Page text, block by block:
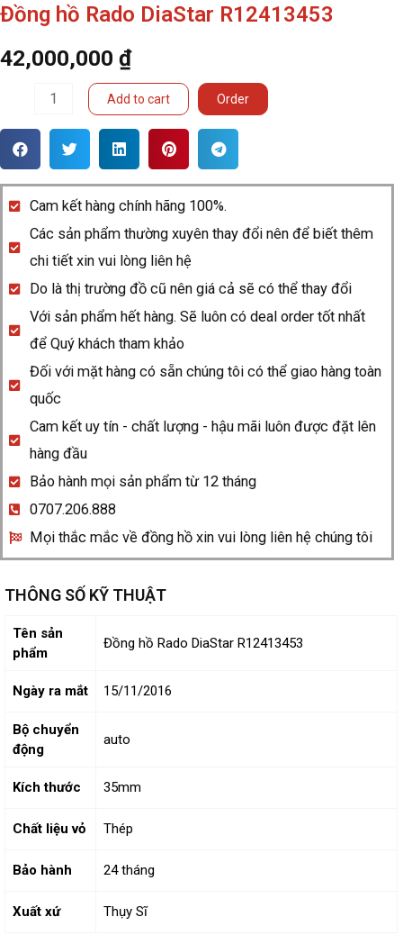
Đồng hồ Rado DiaStar R12413453
42,000,000 ₫
Rado
R12413453
quantity
Add to cart Order
Cam kết hàng chính hãng 100%.
Các sản phẩm thường xuyên thay đổi nên để biết thêm
chi tiết xin vui lòng liên hệ
Do là thị trường đồ cũ nên giá cả sẽ có thể thay đổi
Với sản phẩm hết hàng. Sẽ luôn có deal order tốt nhất
để Quý khách tham khảo
Đối với mặt hàng có sẵn chúng tôi có thể giao hàng toàn
quốc
Cam kết uy tín - chất lượng - hậu mãi luôn được đặt lên
hàng đầu
Bảo hành mọi sản phẩm từ 12 tháng
0707.206.888
Mọi thắc mắc về đồng hồ xin vui lòng liên hệ chúng tôi
THÔNG SỐ KỸ THUẬT
Tên sản
phẩm
Đồng hồ Rado DiaStar R12413453
Ngày ra mắt 15/11/2016
Bộ chuyển
động
auto
Kích thước 35mm
Chất liệu vỏ Thép
Bảo hành 24 tháng
Xuất xứ Thụy Sĩ